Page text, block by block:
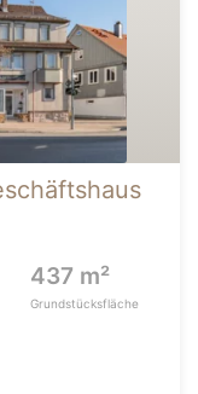
437 m²
Grundstücksfläche